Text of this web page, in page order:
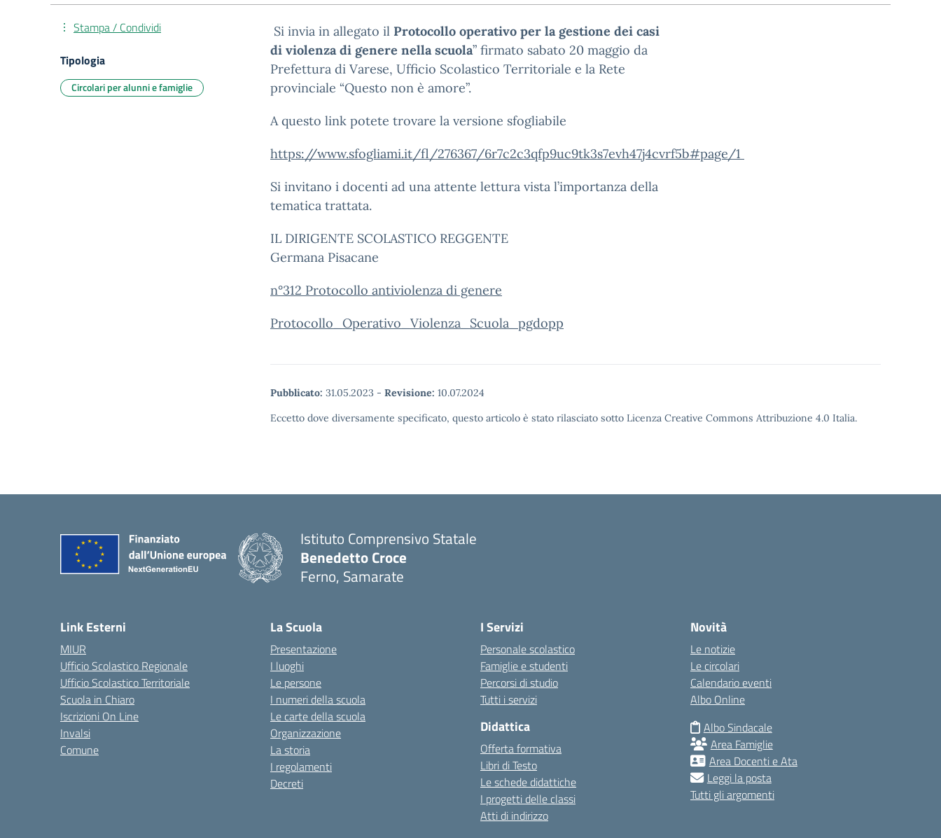
Si invia in allegato il Protocollo operativo per la gestione dei casi
di violenza di genere nella scuola” firmato sabato 20 maggio da
Prefettura di Varese, Ufficio Scolastico Territoriale e la Rete
provinciale “Questo non è amore”.
A questo link potete trovare la versione sfogliabile
https://www.sfogliami.it/fl/276367/6r7c2c3qfp9uc9tk3s7evh47j4cvrf5b#page/1
Si invitano i docenti ad una attente lettura vista l’importanza della
tematica trattata.
IL DIRIGENTE SCOLASTICO REGGENTE
Germana Pisacane
n°312 Protocollo antiviolenza di genere
Protocollo_Operativo_Violenza_Scuola_pgdopp
Pubblicato: 31.05.2023 - Revisione: 10.07.2024
Eccetto dove diversamente specificato, questo articolo è stato rilasciato sotto Licenza Creative Commons Attribuzione 4.0 Italia.
Stampa / Condividi
Tipologia
Circolari per alunni e famiglie
Istituto Comprensivo Statale
Benedetto Croce
Ferno, Samarate
Link Esterni
MIUR
Ufficio Scolastico Regionale
Ufficio Scolastico Territoriale
Scuola in Chiaro
Iscrizioni On Line
Invalsi
Comune
La Scuola
Presentazione
I luoghi
Le persone
I numeri della scuola
Le carte della scuola
Organizzazione
La storia
I regolamenti
Decreti
I Servizi
Personale scolastico
Famiglie e studenti
Percorsi di studio
Tutti i servizi
Didattica
Offerta formativa
Libri di Testo
Le schede didattiche
I progetti delle classi
Atti di indirizzo
Novità
Le notizie
Le circolari
Calendario eventi
Albo Online
Albo Sindacale
Area Famiglie
Area Docenti e Ata
Leggi la posta
Tutti gli argomenti